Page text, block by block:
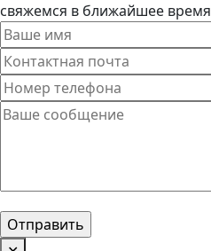
свяжемся в ближайшее время